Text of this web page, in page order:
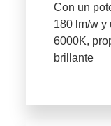
Con un
180 lm/w y
6000K,
brillante